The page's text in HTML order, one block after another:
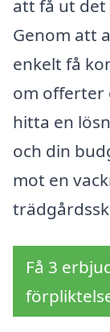
att få ut det
Genom att
enkelt få
om offerter
hitta en
och din
mot en
Få 3